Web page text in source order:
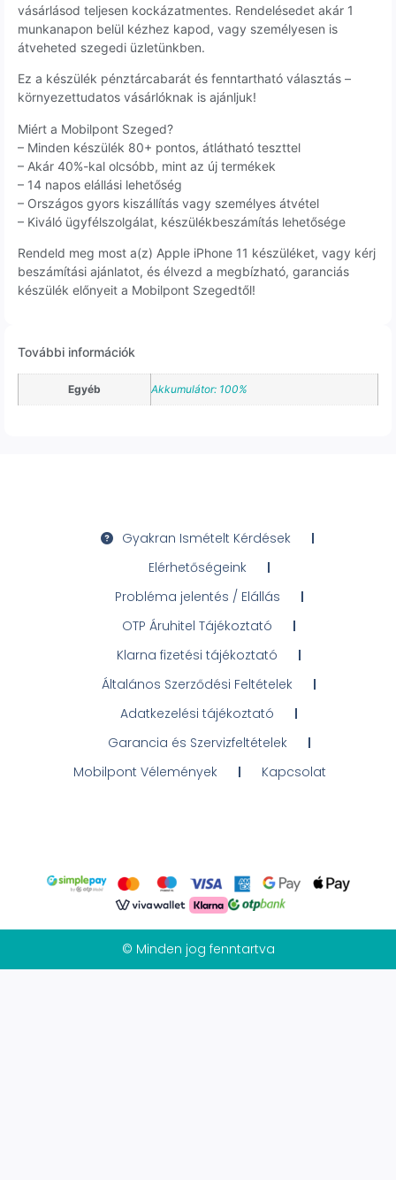
vásárlásod teljesen kockázatmentes. Rendelésedet akár 1
munkanapon belül kézhez kapod, vagy személyesen is
átveheted szegedi üzletünkben.
Ez a készülék pénztárcabarát és fenntartható választás –
környezettudatos vásárlóknak is ajánljuk!
Miért a Mobilpont Szeged?
– Minden készülék 80+ pontos, átlátható teszttel
– Akár 40%-kal olcsóbb, mint az új termékek
– 14 napos elállási lehetőség
– Országos gyors kiszállítás vagy személyes átvétel
– Kiváló ügyfélszolgálat, készülékbeszámítás lehetősége
Rendeld meg most a(z) Apple iPhone 11 készüléket, vagy kérj
beszámítási ajánlatot, és élvezd a megbízható, garanciás
készülék előnyeit a Mobilpont Szegedtől!
További információk
Egyéb Akkumulátor: 100%
Gyakran Ismételt Kérdések
Elérhetőségeink
Probléma jelentés / Elállás
OTP Áruhitel Tájékoztató
Klarna fizetési tájékoztató
Általános Szerződési Feltételek
Adatkezelési tájékoztató
Garancia és Szervizfeltételek
Mobilpont Vélemények
Kapcsolat
© Minden jog fenntartva